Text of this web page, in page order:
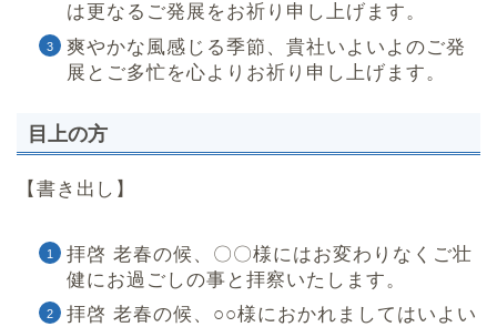
は更なるご発展をお祈り申し上げます。
爽やかな風感じる季節、貴社いよいよのご発
展とご多忙を心よりお祈り申し上げます。
目上の方
【書き出し】
拝啓 老春の候、〇〇様にはお変わりなくご壮
健にお過ごしの事と拝察いたします。
拝啓 老春の候、○○様におかれましてはいよい